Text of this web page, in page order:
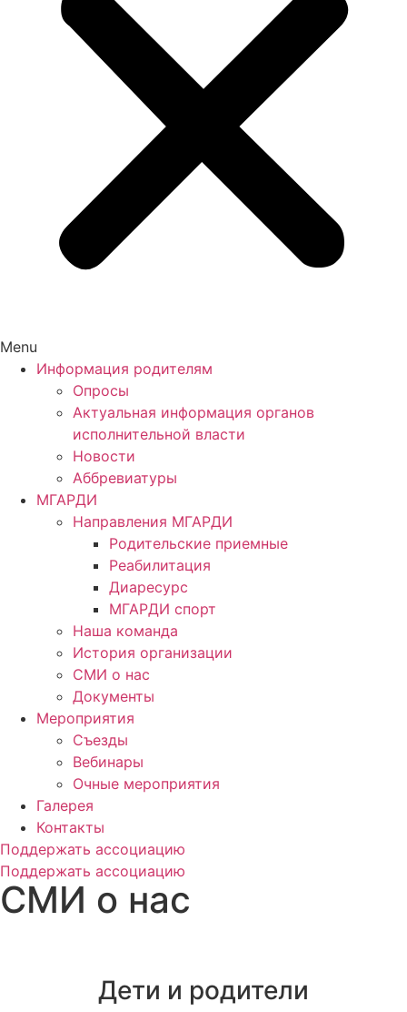
Menu
Информация родителям
Опросы
Актуальная информация органов
исполнительной власти
Новости
Аббревиатуры
МГАРДИ
Направления МГАРДИ
Родительские приемные
Реабилитация
Диаресурс
МГАРДИ спорт
Наша команда
История организации
СМИ о нас
Документы
Мероприятия
Съезды
Вебинары
Очные мероприятия
Галерея
Контакты
Поддержать ассоциацию
Поддержать ассоциацию
СМИ о нас
Дети и родители